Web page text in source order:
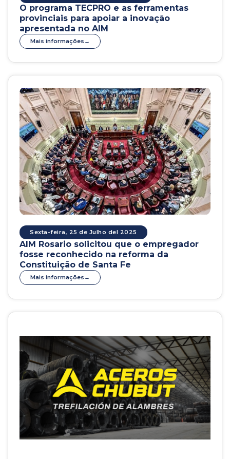
O programa TECPRO e as ferramentas
provinciais para apoiar a inovação
apresentada no AIM
Mais informações
Sexta-feira, 25 de Julho del 2025
AIM Rosario solicitou que o empregador
fosse reconhecido na reforma da
Constituição de Santa Fe
Mais informações